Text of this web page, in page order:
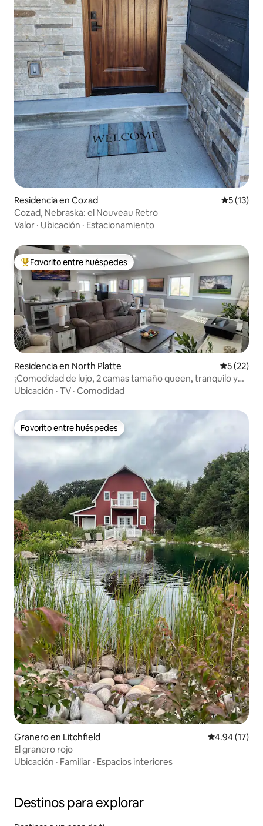
Residencia en Cozad
5 (13)
Cozad, Nebraska: el Nouveau Retro
Valor · Ubicación · Estacionamiento
De los mejores en Favorito entre huéspedes
Favorito entre huéspedes
Residencia en North Platte
5 (22)
¡Comodidad de lujo, 2 camas tamaño queen, tranquilo y
relajante!
Ubicación · TV · Comodidad
Favorito entre huéspedes
Favorito entre huéspedes
Granero en Litchfield Calificación
4.94 (17)
El granero rojo
Ubicación · Familiar · Espacios interiores
Destinos para explorar